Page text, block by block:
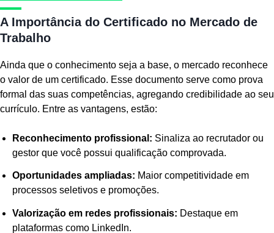
A Importância do Certificado no Mercado de
Trabalho
Ainda que o conhecimento seja a base, o mercado reconhece
o valor de um certificado. Esse documento serve como prova
formal das suas competências, agregando credibilidade ao seu
currículo. Entre as vantagens, estão:
Reconhecimento profissional: Sinaliza ao recrutador ou
gestor que você possui qualificação comprovada.
Oportunidades ampliadas: Maior competitividade em
processos seletivos e promoções.
Valorização em redes profissionais: Destaque em
plataformas como LinkedIn.